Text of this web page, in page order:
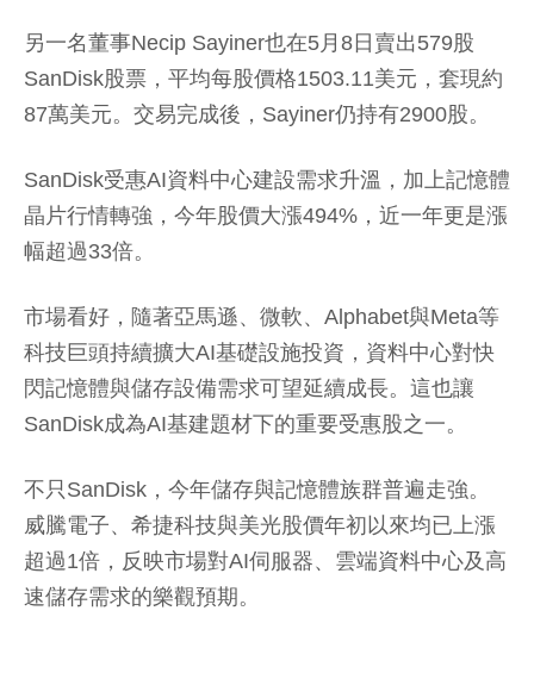
另一名董事Necip Sayiner也在5月8日賣出579股
SanDisk股票，平均每股價格1503.11美元，套現約
87萬美元。交易完成後，Sayiner仍持有2900股。
SanDisk受惠AI資料中心建設需求升溫，加上記憶體
晶片行情轉強，今年股價大漲494%，近一年更是漲
幅超過33倍。
市場看好，隨著亞馬遜、微軟、Alphabet與Meta等
科技巨頭持續擴大AI基礎設施投資，資料中心對快
閃記憶體與儲存設備需求可望延續成長。這也讓
SanDisk成為AI基建題材下的重要受惠股之一。
不只SanDisk，今年儲存與記憶體族群普遍走強。
威騰電子、希捷科技與美光股價年初以來均已上漲
超過1倍，反映市場對AI伺服器、雲端資料中心及高
速儲存需求的樂觀預期。